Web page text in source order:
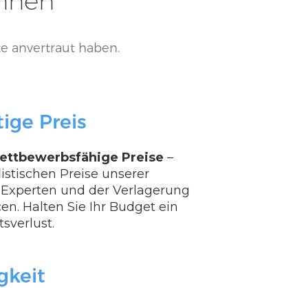
anvertraut haben.
Preis
Preise –
Preise unserer
und der Verlagerung
Halten Sie Ihr Budget ein